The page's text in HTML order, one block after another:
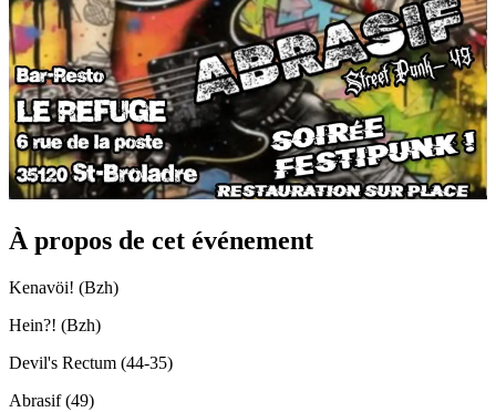
À propos de cet événement
Kenavöi! (Bzh)
Hein?! (Bzh)
Devil's Rectum (44-35)
Abrasif (49)